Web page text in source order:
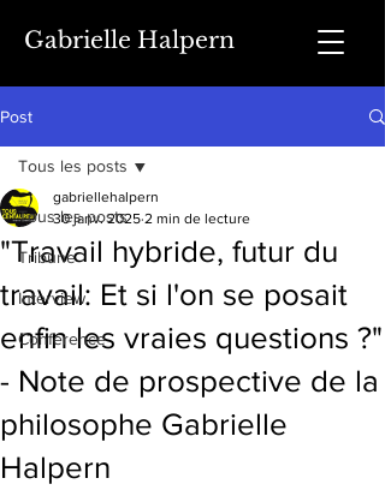
Gabrielle Halpern
Post
Tous les posts
Tribune
Interview
Conférence
Tous les posts
"Travail hybride, futur du
travail: Et si l'on se posait
enfin les vraies questions ?"
- Note de prospective de la
philosophe Gabrielle
Halpern
gabriellehalpern
30 janv. 2025 2 min de lecture